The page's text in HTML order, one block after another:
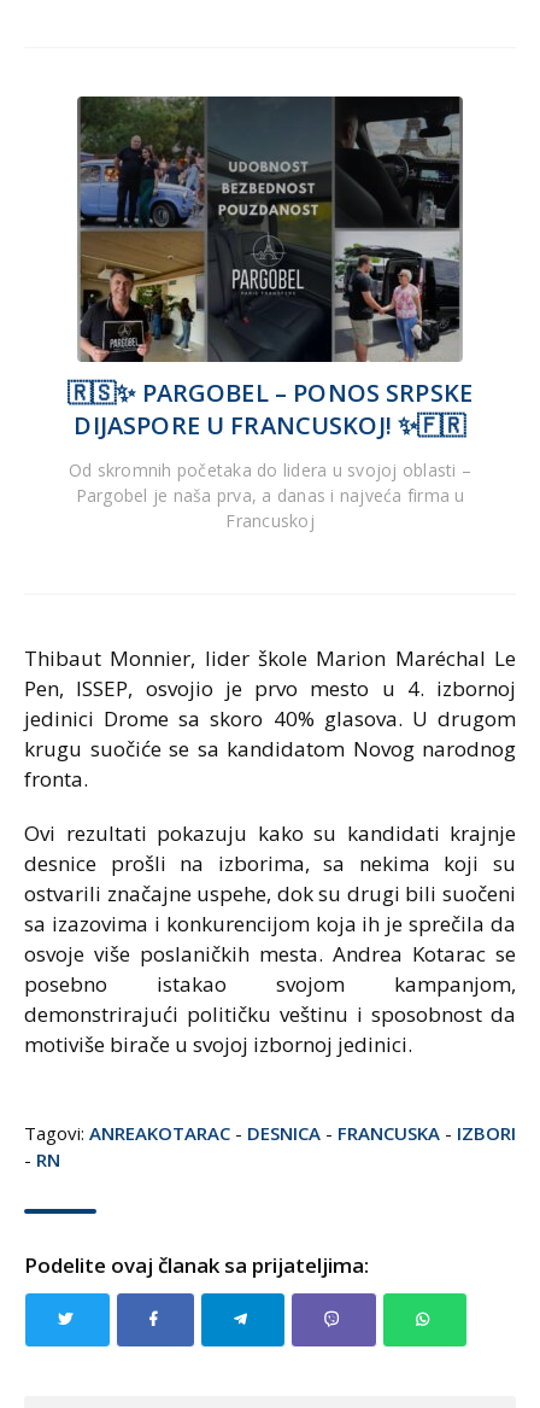
🇷🇸✨ PARGOBEL – PONOS SRPSKE
DIJASPORE U FRANCUSKOJ! ✨🇫🇷
Od skromnih početaka do lidera u svojoj oblasti –
Pargobel je naša prva, a danas i najveća firma u
Francuskoj
Thibaut Monnier, lider škole Marion Maréchal Le
Pen, ISSEP, osvojio je prvo mesto u 4. izbornoj
jedinici Drome sa skoro 40% glasova. U drugom
krugu suočiće se sa kandidatom Novog narodnog
fronta.
Ovi rezultati pokazuju kako su kandidati krajnje
desnice prošli na izborima, sa nekima koji su
ostvarili značajne uspehe, dok su drugi bili suočeni
sa izazovima i konkurencijom koja ih je sprečila da
osvoje više poslaničkih mesta. Andrea Kotarac se
posebno istakao svojom kampanjom,
demonstrirajući političku veštinu i sposobnost da
motiviše birače u svojoj izbornoj jedinici.
Tagovi: ANREAKOTARAC - DESNICA - FRANCUSKA - IZBORI
- RN
Podelite ovaj članak sa prijateljima: